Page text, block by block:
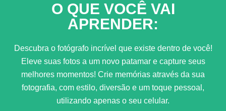
O QUE VOCÊ VAI
APRENDER:
Descubra o fotógrafo incrível que existe dentro de você!
Eleve suas fotos a um novo patamar e capture seus
melhores momentos! Crie memórias através da sua
fotografia, com estilo, diversão e um toque pessoal,
utilizando apenas o seu celular.